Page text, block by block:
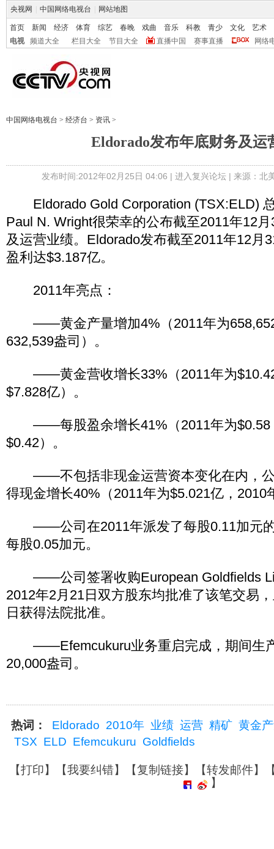
央视网 中国网络电视台 网站地图
首页 新闻 经济 体育 综艺 春晚 戏曲 音乐 科教 青少 文化
艺术
电视
频道大全 栏目大全 节目大全 直播中国 赛事直播 网络
中国网络电视台 > 经济台 > 资讯 >
Eldorado发布年底财务及运
发布时间:2012年02月25日 04:06 | 进入复兴论坛| 来源：北
Eldorado Gold Corporation (TSX:ELD)
Paul N. Wright很荣幸的公布截至2011年12
及运营业绩。Eldorado发布截至2011年12月
盈利达$3.187亿。
2011年亮点：
——黄金产量增加4%（2011年为658,652
632,539盎司）。
——黄金营收增长33%（2011年为
$7.828亿）。
——每股盈余增长41%（2011年为$0.58
$0.42）。
——不包括非现金运营资本变化在内，公
得现金增长40%（2011年为$5.021亿，2010
——公司在2011年派发了每股0.11加元的
每股0.05加元。
——公司签署收购European Goldfields
2012年2月21日双方股东均批准了该笔交易
日获得法院批准。
——Efemcukuru业务重启完成，期间生
20,000盎司。
热词： Eldorado 2010年 业绩 运营 精矿 黄金
TSX ELD Efemcukuru Goldfields
【打印】【我要纠错】【复制链接】【转发邮件】
】